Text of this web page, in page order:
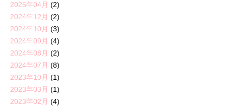
2025年04月 (2)
2024年12月 (2)
2024年10月 (3)
2024年09月 (4)
2024年08月 (2)
2024年07月 (8)
2023年10月 (1)
2023年03月 (1)
2023年02月 (4)